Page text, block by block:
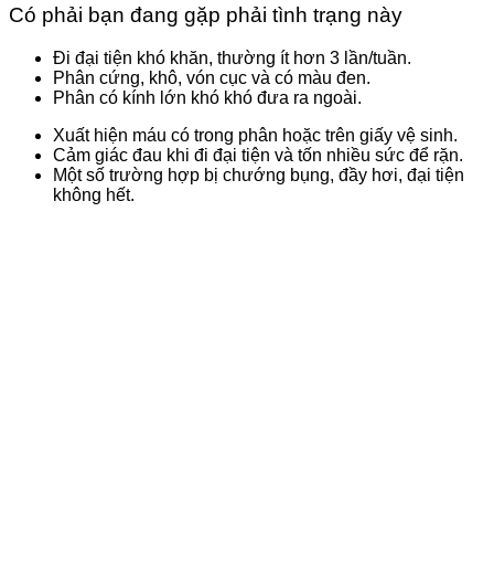
Có phải bạn đang gặp phải tình trạng này
Đi đại tiện khó khăn, thường ít hơn 3 lần/tuần.
Phân cứng, khô, vón cục và có màu đen.
Phân có kính lớn khó khó đưa ra ngoài.
Xuất hiện máu có trong phân hoặc trên giấy vệ sinh.
Cảm giác đau khi đi đại tiện và tốn nhiều sức để rặn.
Một số trường hợp bị chướng bụng, đầy hơi, đại tiện
không hết.